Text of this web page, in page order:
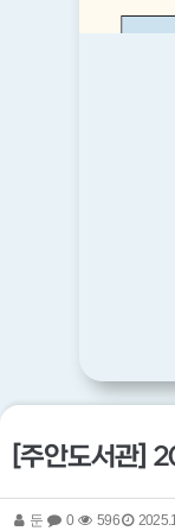
[주안도서관]
둔 0 596